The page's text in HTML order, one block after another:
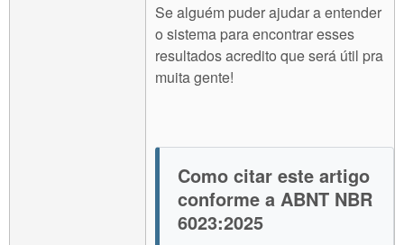
Se alguém puder ajudar a entender
o sistema para encontrar esses
resultados acredito que será útil pra
muita gente!
Como citar este artigo
conforme a ABNT NBR
6023:2025